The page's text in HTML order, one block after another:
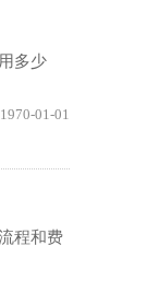
多少
1970-01-01
程和费